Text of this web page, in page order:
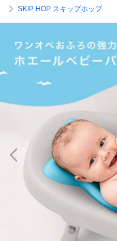
SKIP HOP スキップホップ